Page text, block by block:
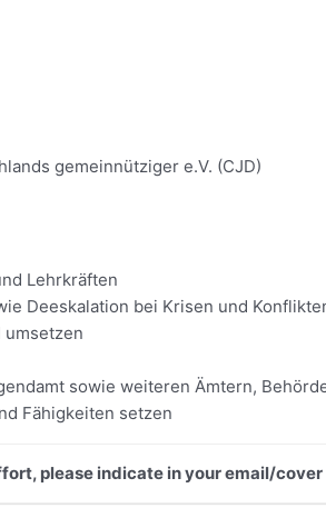
gemeinnütziger e.V. (CJD)
Lehrkräften
Deeskalation bei Krisen und
sowie weiteren Ämtern,
Fähigkeiten setzen
please indicate in your email/